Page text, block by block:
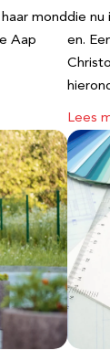
mond
Aap
die nu
en.
Lees